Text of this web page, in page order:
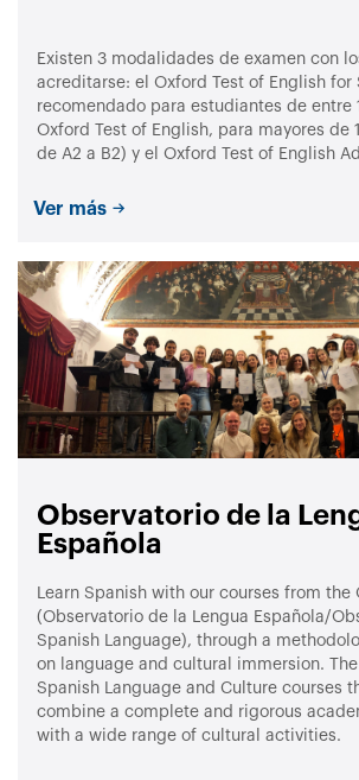
Existen 3 modalidades de examen con
acreditarse: el Oxford Test of English for
recomendado para estudiantes de entre
Oxford Test of English, para mayores de
de A2 a B2) y el Oxford Test of English
Ver más
Observatorio de la
Española
Learn Spanish with our courses from the
(Observatorio de la Lengua Española/
Spanish Language), through a
on language and cultural immersion.
Spanish Language and Culture courses
combine a complete and rigorous
with a wide range of cultural activities.